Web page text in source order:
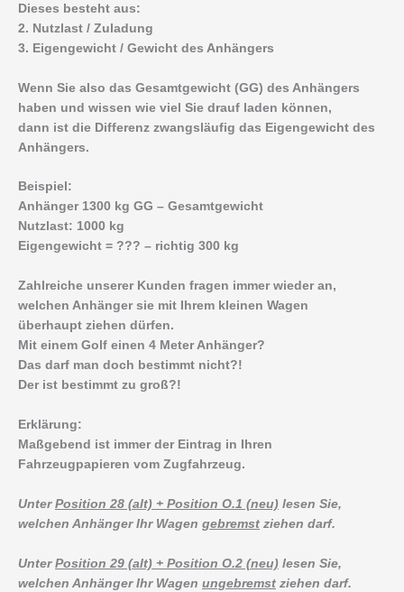
Dieses besteht aus:
2. Nutzlast / Zuladung
3. Eigengewicht / Gewicht des Anhängers
Wenn Sie also das Gesamtgewicht (GG) des Anhängers
haben und wissen wie viel Sie drauf laden können,
dann ist die Differenz zwangsläufig das Eigengewicht des
Anhängers.
Beispiel:
Anhänger 1300 kg GG – Gesamtgewicht
Nutzlast: 1000 kg
Eigengewicht = ??? – richtig 300 kg
Zahlreiche unserer Kunden fragen immer wieder an,
welchen Anhänger sie mit Ihrem kleinen Wagen
überhaupt ziehen dürfen.
Mit einem Golf einen 4 Meter Anhänger?
Das darf man doch bestimmt nicht?!
Der ist bestimmt zu groß?!
Erklärung:
Maßgebend ist immer der Eintrag in Ihren
Fahrzeugpapieren vom Zugfahrzeug.
Unter Position 28 (alt) + Position O.1 (neu) lesen Sie,
welchen Anhänger Ihr Wagen gebremst ziehen darf.
Unter Position 29 (alt) + Position O.2 (neu) lesen Sie,
welchen Anhänger Ihr Wagen ungebremst ziehen darf.